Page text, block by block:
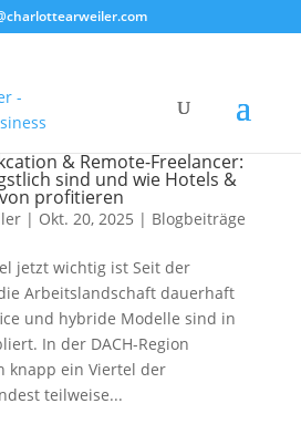
& Remote-Freelancer:
sind und wie Hotels &
profitieren
| Okt. 20, 2025 | Blogbeiträge
jetzt wichtig ist Seit der
Arbeitslandschaft dauerhaft
und hybride Modelle sind in
In der DACH-Region
knapp ein Viertel der
teilweise...